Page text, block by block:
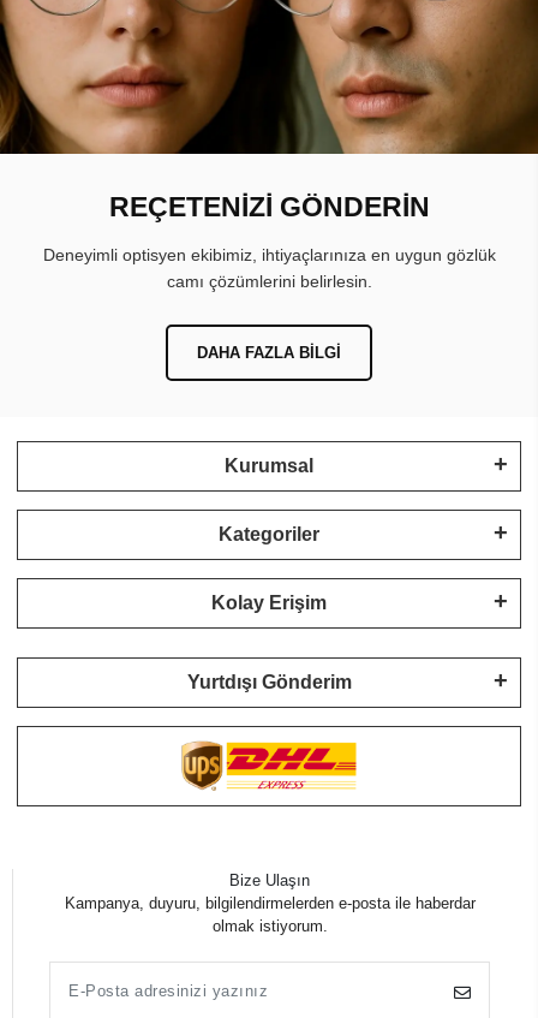
REÇETENİZİ GÖNDERİN
Deneyimli optisyen ekibimiz, ihtiyaçlarınıza en uygun gözlük
camı çözümlerini belirlesin.
DAHA FAZLA BILGI
Kurumsal
Kategoriler
Kolay Erişim
Yurtdışı Gönderim
Bize Ulaşın
Kampanya, duyuru, bilgilendirmelerden e-posta ile haberdar
olmak istiyorum.